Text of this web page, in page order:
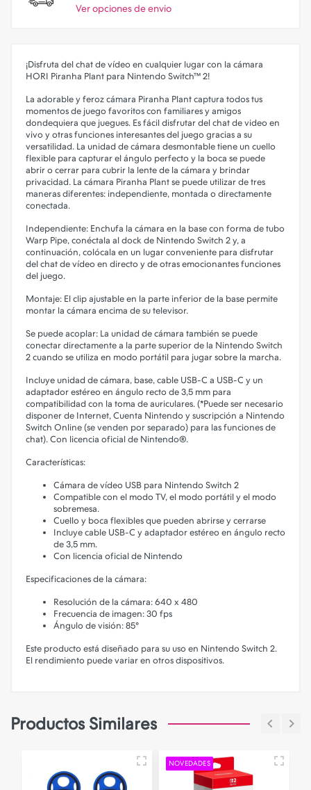
Ver opciones de envio
¡Disfruta del chat de vídeo en cualquier lugar con la cámara
HORI Piranha Plant para Nintendo Switch™ 2!
La adorable y feroz cámara Piranha Plant captura todos tus
momentos de juego favoritos con familiares y amigos
dondequiera que juegues. Es fácil disfrutar del chat de video en
vivo y otras funciones interesantes del juego gracias a su
versatilidad. La unidad de cámara desmontable tiene un cuello
flexible para capturar el ángulo perfecto y la boca se puede
abrir o cerrar para cubrir la lente de la cámara y brindar
privacidad. La cámara Piranha Plant se puede utilizar de tres
maneras diferentes: independiente, montada o directamente
conectada.
Independiente: Enchufa la cámara en la base con forma de tubo
Warp Pipe, conéctala al dock de Nintendo Switch 2 y, a
continuación, colócala en un lugar conveniente para disfrutar
del chat de vídeo en directo y de otras emocionantes funciones
del juego.
Montaje: El clip ajustable en la parte inferior de la base permite
montar la cámara encima de su televisor.
Se puede acoplar: La unidad de cámara también se puede
conectar directamente a la parte superior de la Nintendo Switch
2 cuando se utiliza en modo portátil para jugar sobre la marcha.
Incluye unidad de cámara, base, cable USB-C a USB-C y un
adaptador estéreo en ángulo recto de 3,5 mm para
compatibilidad con la toma de auriculares. (*Puede ser necesario
disponer de Internet, Cuenta Nintendo y suscripción a Nintendo
Switch Online (se venden por separado) para las funciones de
chat). Con licencia oficial de Nintendo®.
Características:
Cámara de vídeo USB para Nintendo Switch 2
Compatible con el modo TV, el modo portátil y el modo
sobremesa.
Cuello y boca flexibles que pueden abrirse y cerrarse
Incluye cable USB-C y adaptador estéreo en ángulo recto
de 3,5 mm.
Con licencia oficial de Nintendo
Especificaciones de la cámara:
Resolución de la cámara: 640 x 480
Frecuencia de imagen: 30 fps
Ángulo de visión: 85°
Este producto está diseñado para su uso en Nintendo Switch 2.
El rendimiento puede variar en otros dispositivos.
Productos Similares
NOVEDADES